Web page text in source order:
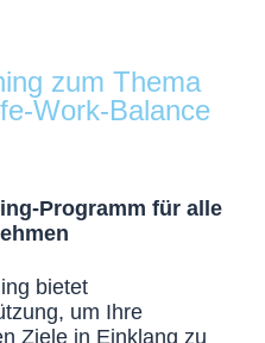
zum Thema
Work-Balance
Programm für alle
bietet
um Ihre
Ziele in Einklang zu